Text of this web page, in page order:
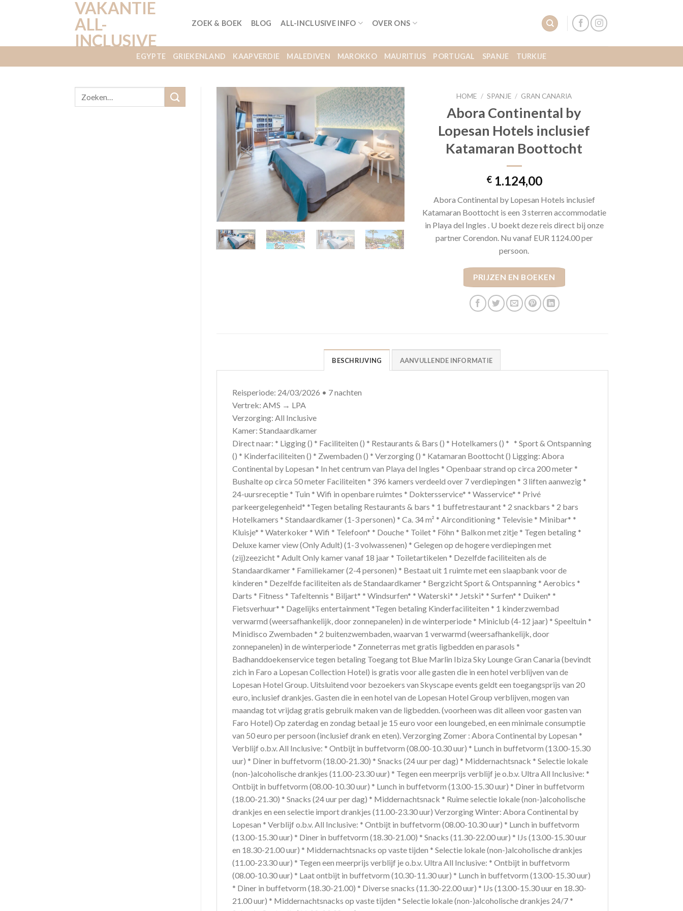
VAKANTIE
ALL-
INCLUSIVE
ZOEK & BOEK BLOG ALL-INCLUSIVE INFO OVER ONS
EGYPTE GRIEKENLAND KAAPVERDIE MALEDIVEN MAROKKO MAURITIUS PORTUGAL SPANJE TURKIJE
HOME / SPANJE / GRAN CANARIA
Abora Continental by
Lopesan Hotels inclusief
Katamaran Boottocht
€1.124,00
Abora Continental by Lopesan Hotels inclusief
Katamaran Boottocht is een 3 sterren accommodatie
in Playa del Ingles . U boekt deze reis direct bij onze
partner Corendon. Nu vanaf EUR 1124.00 per
persoon.
PRIJZEN EN BOEKEN
BESCHRIJVING AANVULLENDE INFORMATIE
Reisperiode: 24/03/2026 • 7 nachten
Vertrek: AMS → LPA
Verzorging: All Inclusive
Kamer: Standaardkamer
Direct naar: * Ligging () * Faciliteiten () * Restaurants & Bars () * Hotelkamers () * * Sport & Ontspanning
() * Kinderfaciliteiten () * Zwembaden () * Verzorging () * Katamaran Boottocht () Ligging: Abora
Continental by Lopesan * In het centrum van Playa del Ingles * Openbaar strand op circa 200 meter *
Bushalte op circa 50 meter Faciliteiten * 396 kamers verdeeld over 7 verdiepingen * 3 liften aanwezig *
24-uursreceptie * Tuin * Wifi in openbare ruimtes * Doktersservice* * Wasservice* * Privé
parkeergelegenheid* *Tegen betaling Restaurants & bars * 1 buffetrestaurant * 2 snackbars * 2 bars
Hotelkamers * Standaardkamer (1-3 personen) * Ca. 34 m² * Airconditioning * Televisie * Minibar* *
Kluisje* * Waterkoker * Wifi * Telefoon* * Douche * Toilet * Föhn * Balkon met zitje * Tegen betaling *
Deluxe kamer view (Only Adult) (1-3 volwassenen) * Gelegen op de hogere verdiepingen met
(zij)zeezicht * Adult Only kamer vanaf 18 jaar * Toiletartikelen * Dezelfde faciliteiten als de
Standaardkamer * Familiekamer (2-4 personen) * Bestaat uit 1 ruimte met een slaapbank voor de
kinderen * Dezelfde faciliteiten als de Standaardkamer * Bergzicht Sport & Ontspanning * Aerobics *
Darts * Fitness * Tafeltennis * Biljart* * Windsurfen* * Waterski* * Jetski* * Surfen* * Duiken* *
Fietsverhuur* * Dagelijks entertainment *Tegen betaling Kinderfaciliteiten * 1 kinderzwembad
verwarmd (weersafhankelijk, door zonnepanelen) in de winterperiode * Miniclub (4-12 jaar) * Speeltuin *
Minidisco Zwembaden * 2 buitenzwembaden, waarvan 1 verwarmd (weersafhankelijk, door
zonnepanelen) in de winterperiode * Zonneterras met gratis ligbedden en parasols *
Badhanddoekenservice tegen betaling Toegang tot Blue Marlin Ibiza Sky Lounge Gran Canaria (bevindt
zich in Faro a Lopesan Collection Hotel) is gratis voor alle gasten die in een hotel verblijven van de
Lopesan Hotel Group. Uitsluitend voor bezoekers van Skyscape events geldt een toegangsprijs van 20
euro, inclusief drankjes. Gasten die in een hotel van de Lopesan Hotel Group verblijven, mogen van
maandag tot vrijdag gratis gebruik maken van de ligbedden. (voorheen was dit alleen voor gasten van
Faro Hotel) Op zaterdag en zondag betaal je 15 euro voor een loungebed, en een minimale consumptie
van 50 euro per persoon (inclusief drank en eten). Verzorging Zomer : Abora Continental by Lopesan *
Verblijf o.b.v. All Inclusive: * Ontbijt in buffetvorm (08.00-10.30 uur) * Lunch in buffetvorm (13.00-15.30
uur) * Diner in buffetvorm (18.00-21.30) * Snacks (24 uur per dag) * Middernachtsnack * Selectie lokale
(non-)alcoholische drankjes (11.00-23.30 uur) * Tegen een meerprijs verblijf je o.b.v. Ultra All Inclusive: *
Ontbijt in buffetvorm (08.00-10.30 uur) * Lunch in buffetvorm (13.00-15.30 uur) * Diner in buffetvorm
(18.00-21.30) * Snacks (24 uur per dag) * Middernachtsnack * Ruime selectie lokale (non-)alcoholische
drankjes en een selectie import drankjes (11.00-23.30 uur) Verzorging Winter: Abora Continental by
Lopesan * Verblijf o.b.v. All Inclusive: * Ontbijt in buffetvorm (08.00-10.30 uur) * Lunch in buffetvorm
(13.00-15.30 uur) * Diner in buffetvorm (18.30-21.00) * Snacks (11.30-22.00 uur) * IJs (13.00-15.30 uur
en 18.30-21.00 uur) * Middernachtsnacks op vaste tijden * Selectie lokale (non-)alcoholische drankjes
(11.00-23.30 uur) * Tegen een meerprijs verblijf je o.b.v. Ultra All Inclusive: * Ontbijt in buffetvorm
(08.00-10.30 uur) * Laat ontbijt in buffetvorm (10.30-11.30 uur) * Lunch in buffetvorm (13.00-15.30 uur)
* Diner in buffetvorm (18.30-21.00) * Diverse snacks (11.30-22.00 uur) * IJs (13.00-15.30 uur en 18.30-
21.00 uur) * Middernachtsnacks op vaste tijden * Selectie lokale (non-)alcoholische drankjes 24/7 *